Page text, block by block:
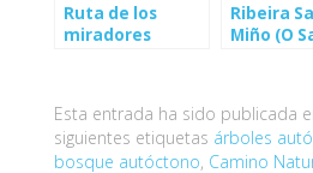
Ruta de los
miradores
Ribeira
Miño (O
Esta entrada ha sido publicada
siguientes etiquetas árboles
bosque autóctono, Camino